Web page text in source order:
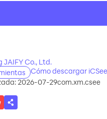
JAIFY Co., Ltd.
Cómo descargar
2026-07-29com.xm.csee